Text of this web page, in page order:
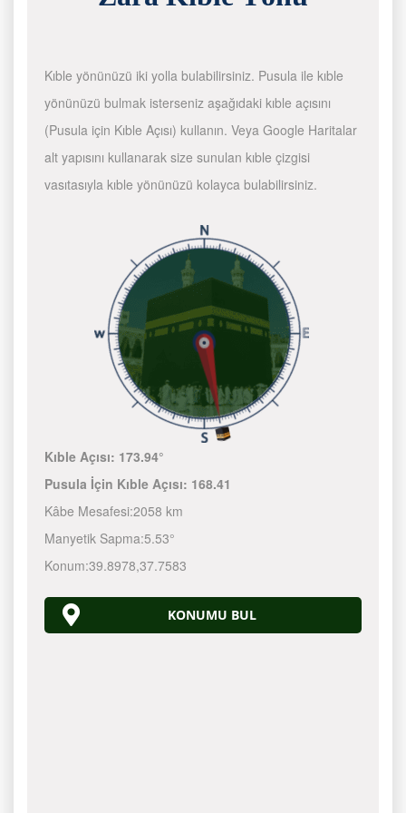
Kıble yönünüzü iki yolla bulabilirsiniz. Pusula ile kıble
yönünüzü bulmak isterseniz aşağıdaki kıble açısını
(Pusula için Kıble Açısı) kullanın. Veya Google Haritalar
alt yapısını kullanarak size sunulan kıble çizgisi
vasıtasıyla kıble yönünüzü kolayca bulabilirsiniz.
Kıble Açısı: 173.94°
Pusula İçin Kıble Açısı: 168.41
Kâbe Mesafesi:2058 km
Manyetik Sapma:5.53°
Konum:39.8978,37.7583
KONUMU BUL